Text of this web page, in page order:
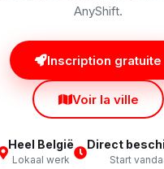
AnyShift.
Inscription gratuite
Voir la ville
Heel België
Lokaal werk
Direct
Start